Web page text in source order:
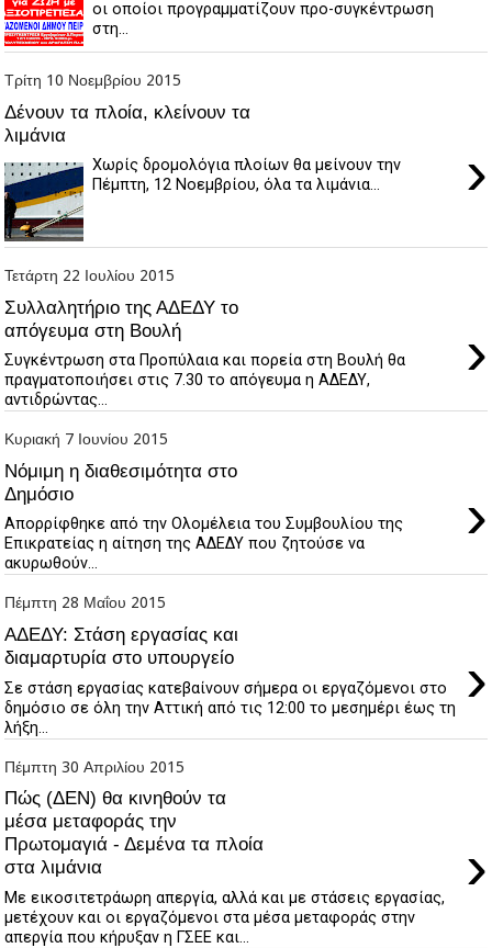
οι οποίοι προγραμματίζουν προ-συγκέντρωση
στη...
Τρίτη 10 Νοεμβρίου 2015
Δένουν τα πλοία, κλείνουν τα
λιμάνια
›
Χωρίς δρομολόγια πλοίων θα μείνουν την
Πέμπτη, 12 Νοεμβρίου, όλα τα λιμάνια...
Τετάρτη 22 Ιουλίου 2015
Συλλαλητήριο της ΑΔΕΔΥ το
απόγευμα στη Βουλή
›
Συγκέντρωση στα Προπύλαια και πορεία στη Βουλή θα
πραγματοποιήσει στις 7.30 το απόγευμα η ΑΔΕΔΥ,
αντιδρώντας...
Κυριακή 7 Ιουνίου 2015
Νόμιμη η διαθεσιμότητα στο
Δημόσιο
›
Απορρίφθηκε από την Ολομέλεια του Συμβουλίου της
Επικρατείας η αίτηση της ΑΔΕΔΥ που ζητούσε να
ακυρωθούν...
Πέμπτη 28 Μαΐου 2015
ΑΔΕΔΥ: Στάση εργασίας και
διαμαρτυρία στο υπουργείο
›
Σε στάση εργασίας κατεβαίνουν σήμερα οι εργαζόμενοι στο
δημόσιο σε όλη την Αττική από τις 12:00 το μεσημέρι έως τη
λήξη...
Πέμπτη 30 Απριλίου 2015
Πώς (ΔΕΝ) θα κινηθούν τα
μέσα μεταφοράς την
Πρωτομαγιά - Δεμένα τα πλοία
στα λιμάνια
›
Με εικοσιτετράωρη απεργία, αλλά και με στάσεις εργασίας,
μετέχουν και οι εργαζόμενοι στα μέσα μεταφοράς στην
απεργία που κήρυξαν η ΓΣΕΕ και...